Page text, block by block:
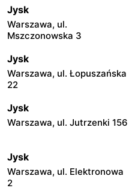
Jysk
Warszawa, ul.
Mszczonowska 3
Jysk
Warszawa, ul. Łopuszańska
22
Jysk
Warszawa, ul. Jutrzenki 156
Jysk
Warszawa, ul. Elektronowa
2